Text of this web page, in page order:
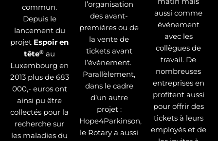
commun.
Depuis le
lancement du
projet Espoir en
tête® au
Luxembourg en
2013 plus de 683
000,- euros ont
ainsi pu être
collectés pour la
recherche sur
les maladies du
l’organisation
des avant-
premières ou de
la vente de
tickets avant
l’événement.
Parallèlement,
dans le cadre
d’un autre
projet :
Hope4Parkinson,
le Rotary a aussi
aussi comme
événement
avec les
collègues de
travail. De
nombreuses
entreprises en
profitent aussi
pour offrir des
tickets à leurs
employés et de